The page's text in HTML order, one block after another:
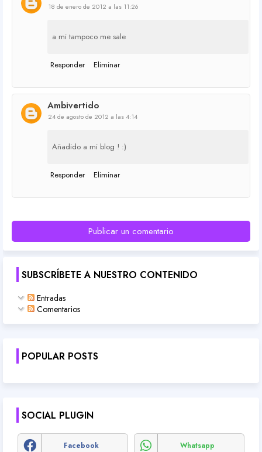
18 de enero de 2012 a las 11:26
a mi tampoco me sale
Responder Eliminar
Ambivertido
24 de agosto de 2012 a las 4:14
Añadido a mi blog ! :)
Responder Eliminar
Publicar un comentario
SUBSCRÍBETE A NUESTRO CONTENIDO
Entradas
Comentarios
POPULAR POSTS
SOCIAL PLUGIN
Facebook Whatsapp